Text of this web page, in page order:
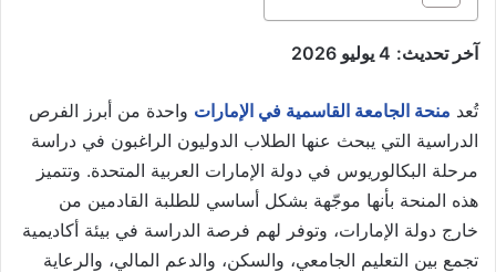
آخر تحديث: 4 يوليو 2026
تُعد منحة الجامعة القاسمية في الإمارات واحدة من أبرز الفرص
الدراسية التي يبحث عنها الطلاب الدوليون الراغبون في دراسة
مرحلة البكالوريوس في دولة الإمارات العربية المتحدة. وتتميز
هذه المنحة بأنها موجّهة بشكل أساسي للطلبة القادمين من
خارج دولة الإمارات، وتوفر لهم فرصة الدراسة في بيئة أكاديمية
تجمع بين التعليم الجامعي، والسكن، والدعم المالي، والرعاية